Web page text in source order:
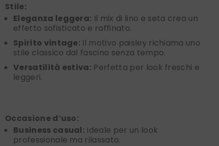
Stile:
Eleganza leggera: Il mix di lino e seta crea un
effetto sofisticato e raffinato.
Spirito vintage: Il motivo paisley richiama uno
stile classico dal fascino senza tempo.
Versatilità estiva: Perfetta per look freschi e
leggeri.
Occasione d’uso:
Business casual: Ideale per un look
professionale ma rilassato.